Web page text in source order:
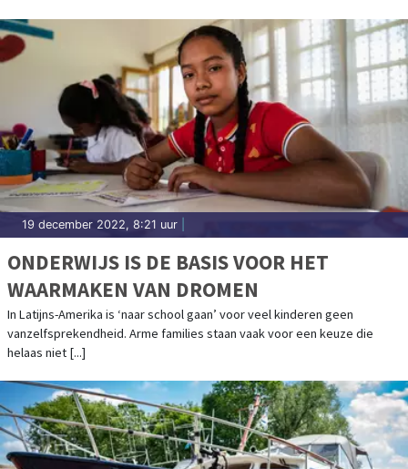
19 december 2022, 8:21 uur
ONDERWIJS IS DE BASIS VOOR HET
WAARMAKEN VAN DROMEN
In Latijns-Amerika is ‘naar school gaan’ voor veel kinderen geen
vanzelfsprekendheid. Arme families staan vaak voor een keuze die
helaas niet [...]